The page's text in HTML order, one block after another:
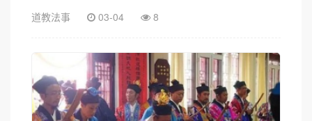
道教法事
03-04 8